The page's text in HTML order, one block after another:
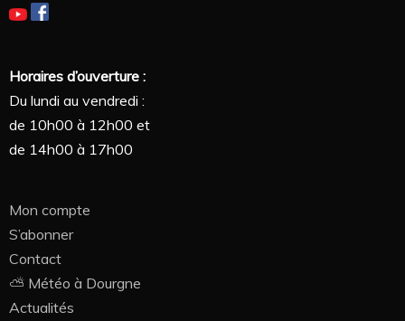
Horaires d’ouverture :
Du lundi au vendredi :
de 10h00 à 12h00 et
de 14h00 à 17h00
Mon compte
S’abonner
Contact
⛅ Météo à Dourgne
Actualités